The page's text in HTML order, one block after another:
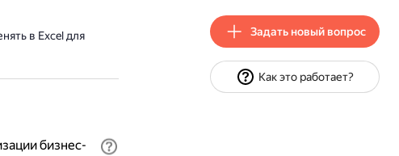
в Excel для
бизнес-
Задать новый вопрос
Как это работает?